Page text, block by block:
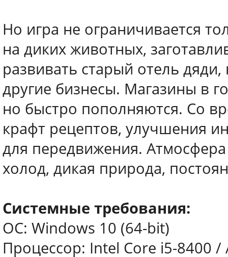
Но игра не ограничивается
на диких животных,
развивать старый отель
другие бизнесы. Магазины в
но быстро пополняются. Со
крафт рецептов, улучшения
для передвижения. Атмосфера
холод, дикая природа,
Системные требования:
ОС: Windows 10 (64-bit)
Процессор: Intel Core i5-8400 /